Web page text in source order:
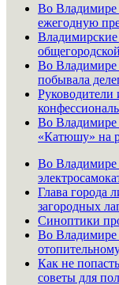
Во
ежегодную
Владимирские
Во Владимире
побывала
Руководители
Во Владимире
«Катюшу» на
Во Владимире
Глава города
загородных
Синоптики
Во Владимире
Как не
советы для